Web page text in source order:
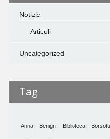
Notizie
Articoli
Uncategorized
Tag
Anna Benigni Biblioteca Borsotti